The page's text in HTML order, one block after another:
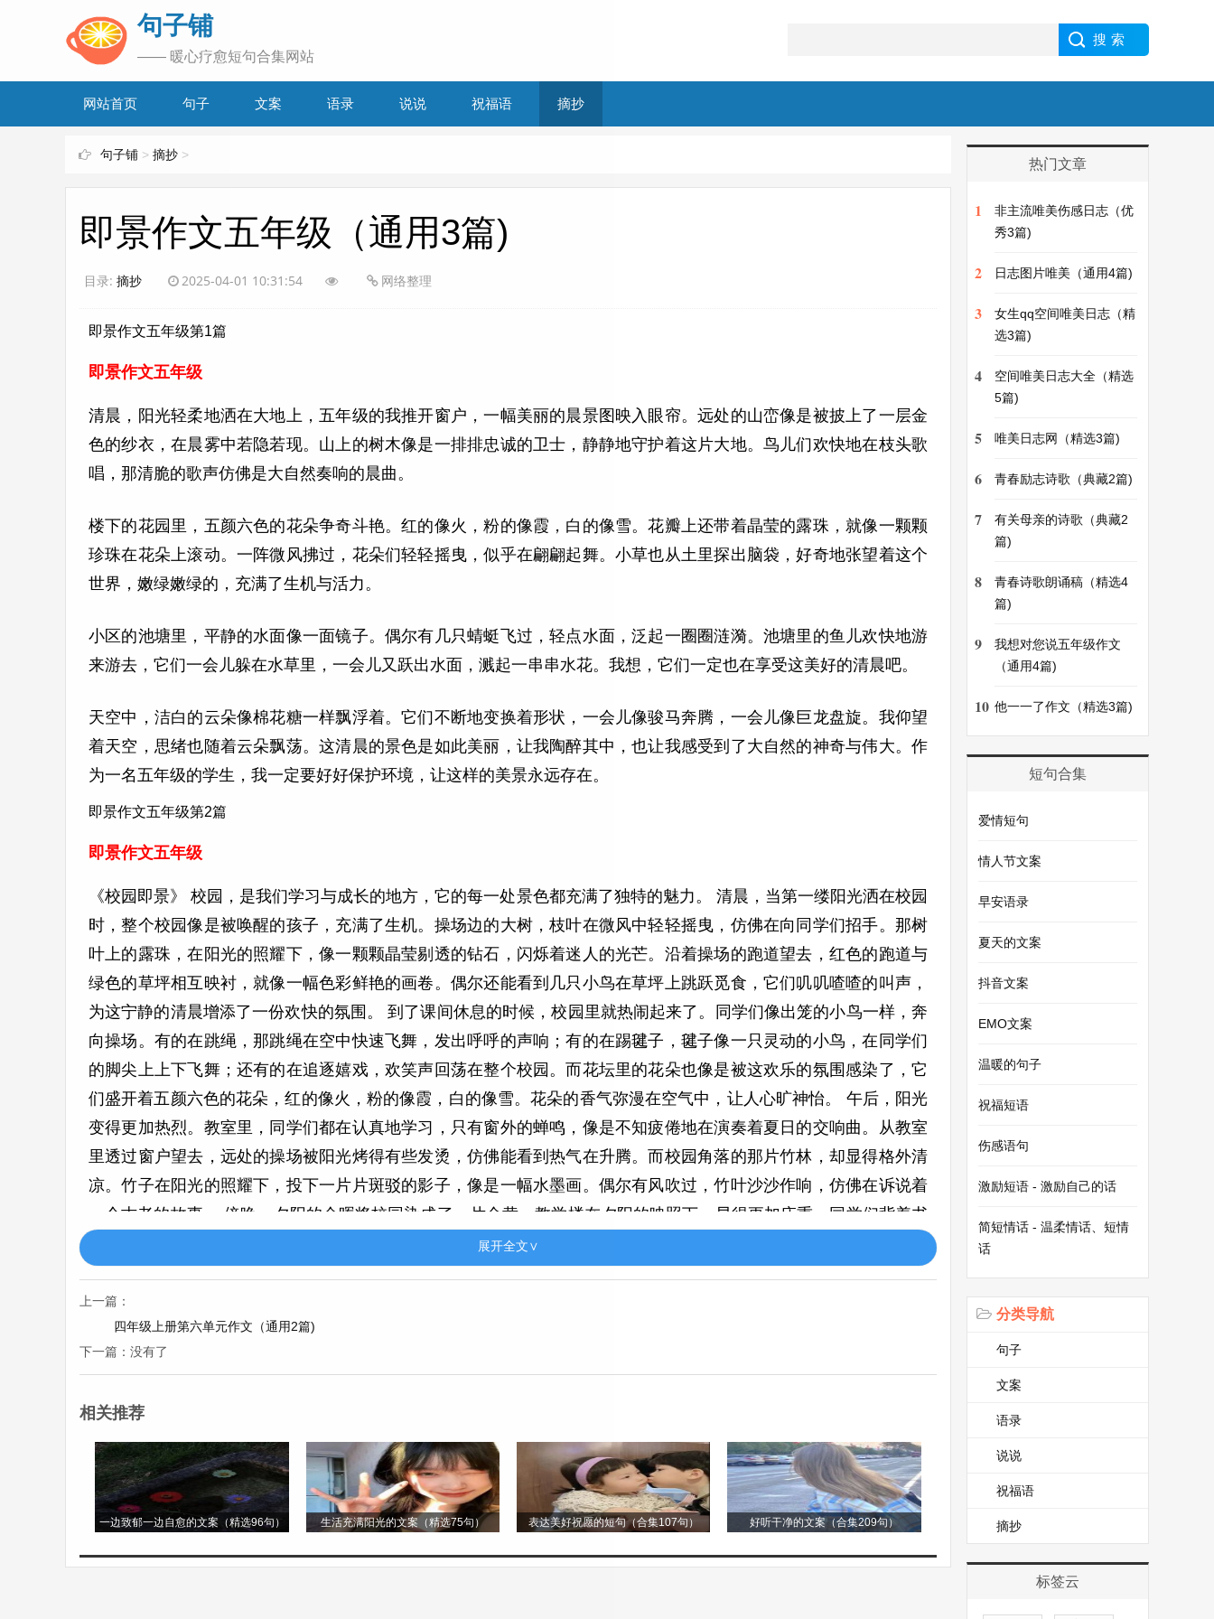
句子铺
—— 暖心疗愈短句合集网站
网站首页 句子 文案 语录 说说 祝福语 摘抄
句子铺 > 摘抄 >
即景作文五年级（通用3篇)
目录: 摘抄 2025-04-01 10:31:54 网络整理
即景作文五年级第1篇
即景作文五年级
清晨，阳光轻柔地洒在大地上，五年级的我推开窗户，一幅美丽的晨景图映入眼帘。远处的山峦像是被披上了一层金
色的纱衣，在晨雾中若隐若现。山上的树木像是一排排忠诚的卫士，静静地守护着这片大地。鸟儿们欢快地在枝头歌
唱，那清脆的歌声仿佛是大自然奏响的晨曲。
楼下的花园里，五颜六色的花朵争奇斗艳。红的像火，粉的像霞，白的像雪。花瓣上还带着晶莹的露珠，就像一颗颗
珍珠在花朵上滚动。一阵微风拂过，花朵们轻轻摇曳，似乎在翩翩起舞。小草也从土里探出脑袋，好奇地张望着这个
世界，嫩绿嫩绿的，充满了生机与活力。
小区的池塘里，平静的水面像一面镜子。偶尔有几只蜻蜓飞过，轻点水面，泛起一圈圈涟漪。池塘里的鱼儿欢快地游
来游去，它们一会儿躲在水草里，一会儿又跃出水面，溅起一串串水花。我想，它们一定也在享受这美好的清晨吧。
天空中，洁白的云朵像棉花糖一样飘浮着。它们不断地变换着形状，一会儿像骏马奔腾，一会儿像巨龙盘旋。我仰望
着天空，思绪也随着云朵飘荡。这清晨的景色是如此美丽，让我陶醉其中，也让我感受到了大自然的神奇与伟大。作
为一名五年级的学生，我一定要好好保护环境，让这样的美景永远存在。
即景作文五年级第2篇
即景作文五年级
《校园即景》 校园，是我们学习与成长的地方，它的每一处景色都充满了独特的魅力。 清晨，当第一缕阳光洒在校园
时，整个校园像是被唤醒的孩子，充满了生机。操场边的大树，枝叶在微风中轻轻摇曳，仿佛在向同学们招手。那树
叶上的露珠，在阳光的照耀下，像一颗颗晶莹剔透的钻石，闪烁着迷人的光芒。沿着操场的跑道望去，红色的跑道与
绿色的草坪相互映衬，就像一幅色彩鲜艳的画卷。偶尔还能看到几只小鸟在草坪上跳跃觅食，它们叽叽喳喳的叫声，
为这宁静的清晨增添了一份欢快的氛围。 到了课间休息的时候，校园里就热闹起来了。同学们像出笼的小鸟一样，奔
向操场。有的在跳绳，那跳绳在空中快速飞舞，发出呼呼的声响；有的在踢毽子，毽子像一只灵动的小鸟，在同学们
的脚尖上上下飞舞；还有的在追逐嬉戏，欢笑声回荡在整个校园。而花坛里的花朵也像是被这欢乐的氛围感染了，它
们盛开着五颜六色的花朵，红的像火，粉的像霞，白的像雪。花朵的香气弥漫在空气中，让人心旷神怡。 午后，阳光
变得更加热烈。教室里，同学们都在认真地学习，只有窗外的蝉鸣，像是不知疲倦地在演奏着夏日的交响曲。从教室
里透过窗户望去，远处的操场被阳光烤得有些发烫，仿佛能看到热气在升腾。而校园角落的那片竹林，却显得格外清
凉。竹子在阳光的照耀下，投下一片片斑驳的影子，像是一幅水墨画。偶尔有风吹过，竹叶沙沙作响，仿佛在诉说着
一个古老的故事。 傍晚，夕阳的余晖将校园染成了一片金黄。教学楼在夕阳的映照下，显得更加庄重。同学们背着书
包，排着整齐的队伍离开校园。此时的校园又渐渐恢复了宁静，只有那夕阳的余晖还在留恋着这美好的校园景色，久
《雨中即景》 雨，是大自然的精灵，它总能给世界带来不一样的景致。 刚开始下雨的时候，雨滴就像一个个调皮的小
娃娃，从天空中蹦跳着落下。它们打在窗户玻璃上，发出滴答滴答的声响，像是在演奏一首轻快的小曲。远处的山峦
出来一般。 雨渐渐大了起来，天地间像是挂上了一幅巨大的珠帘。街道上的行人纷纷撑起了雨伞，五颜六色的雨伞在
雨中穿梭，就像一朵朵流动的花朵。汽车在雨中缓慢地行驶着，车轮溅起一朵朵水花。路边的积水越来越多，雨滴落
进去，泛起一圈圈涟漪，就像一个个同心圆向外扩散。而那些没有带伞的人，有的躲在屋檐下，焦急地等待着雨停；
有的则用手遮着头，在雨中快速奔跑，那狼狈的样子倒也有几分有趣。 雨中的公园也别有一番风味。池塘里的水涨高
了不少，雨滴落在水面上，打乱了池塘原本平静的水面。荷叶像是一把把绿色的大伞，在雨中坚强地挺立着。荷叶上
的雨滴就像一颗颗珍珠在滚动，晶莹剔透。荷花在雨中也显得更加娇艳欲滴，那粉色的花瓣上带着晶莹的水珠，就像
展开全文∨
上一篇：
四年级上册第六单元作文（通用2篇)
下一篇：没有了
相关推荐
一边致郁一边自愈的文案（精选96句） 生活充满阳光的文案（精选75句） 表达美好祝愿的短句（合集107句） 好听干净的文案（合集209句）
热门文章
1
非主流唯美伤感日志（优
秀3篇)
2 日志图片唯美（通用4篇)
3
女生qq空间唯美日志（精
选3篇)
4
空间唯美日志大全（精选
5篇)
5 唯美日志网（精选3篇)
6 青春励志诗歌（典藏2篇)
7
有关母亲的诗歌（典藏2
篇)
8
青春诗歌朗诵稿（精选4
篇)
9
我想对您说五年级作文
（通用4篇)
10 他一一了作文（精选3篇)
短句合集
爱情短句
情人节文案
早安语录
夏天的文案
抖音文案
EMO文案
温暖的句子
祝福短语
伤感语句
激励短语 - 激励自己的话
简短情话 - 温柔情话、短情
话
分类导航
句子
文案
语录
说说
祝福语
摘抄
标签云